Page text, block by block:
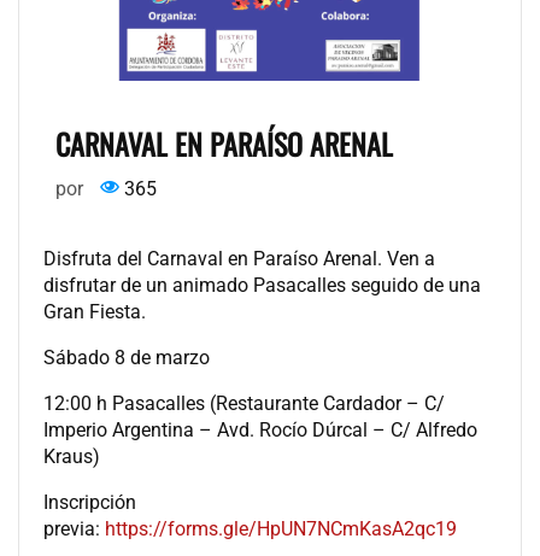
CARNAVAL EN PARAÍSO ARENAL
por 365
Disfruta del Carnaval en Paraíso Arenal. Ven a
disfrutar de un animado Pasacalles seguido de una
Gran Fiesta.
Sábado 8 de marzo
12:00 h Pasacalles (Restaurante Cardador – C/
Imperio Argentina – Avd. Rocío Dúrcal – C/ Alfredo
Kraus)
Inscripción
previa: https://forms.gle/HpUN7NCmKasA2qc19